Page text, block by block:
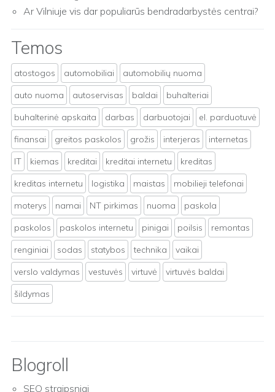
Ar Vilniuje vis dar populiarūs bendradarbystės centrai?
Temos
atostogos automobiliai
automobilių nuoma
auto nuoma
autoservisas baldai
buhalteriai
buhalterinė apskaita
darbas darbuotojai
el. parduotuvė
finansai
greitos paskolos grožis interjeras
internetas
IT
kiemas kreditai kreditai internetu
kreditas
kreditas internetu
logistika maistas
mobilieji telefonai
moterys
namai NT pirkimas nuoma
paskola
paskolos
paskolos internetu pinigai poilsis
remontas
renginiai
sodas statybos technika
vaikai
verslo valdymas
vestuvės virtuvė
virtuvės baldai
šildymas
Blogroll
SEO straipsniai